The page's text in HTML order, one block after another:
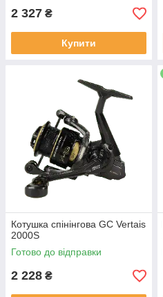
2 327 ₴
Купити
Котушка спінінгова GC Vertais
2000S
Готово до відправки
2 228 ₴